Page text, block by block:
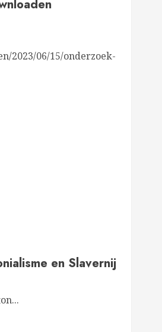
2023/06/15/onderzoek-
en Slavernij